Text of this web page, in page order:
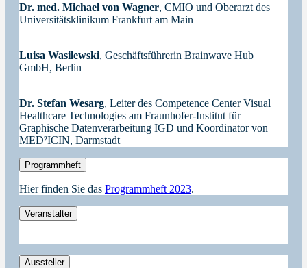
Dr. med. Michael von Wagner, CMIO und Oberarzt des
Universitätsklinikum Frankfurt am Main
Luisa Wasilewski, Geschäftsführerin Brainwave Hub
GmbH, Berlin
Dr. Stefan Wesarg, Leiter des Competence Center Visual
Healthcare Technologies am Fraunhofer-Institut für
Graphische Datenverarbeitung IGD und Koordinator von
MED²ICIN, Darmstadt
Programmheft
Hier finden Sie das Programmheft 2023.
Veranstalter
Aussteller